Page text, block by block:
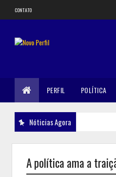
CONTATO
PERFIL POLÍTICA
Nóticias Agora
A política ama a